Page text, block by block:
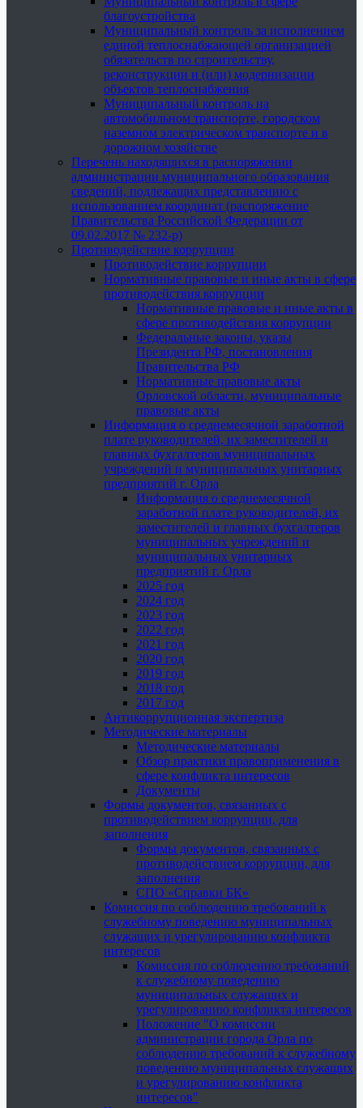
благоустройства
Муниципальный контроль за исполнением
единой теплоснабжающей организацией
обязательств по строительству,
реконструкции и (или) модернизации
объектов теплоснабжения
Муниципальный контроль на
автомобильном транспорте, городском
наземном электрическом транспорте и в
дорожном хозяйстве
Перечень находящихся в распоряжении
администрации муниципального образования
сведений, подлежащих представлению с
использованием координат (распоряжение
Правительства Российской Федерации от
09.02.2017 № 232-р)
Противодействие коррупции
Противодействие коррупции
Нормативные правовые и иные акты в сфере
противодействия коррупции
Нормативные правовые и иные акты в
сфере противодействия коррупции
Федеральные законы, указы
Президента РФ, постановления
Правительства РФ
Нормативные правовые акты
Орловской области, муниципальные
правовые акты
Информация о среднемесячной заработной
плате руководителей, их заместителей и
главных бухгалтеров муниципальных
учреждений и муниципальных унитарных
предприятий г. Орла
Информация о среднемесячной
заработной плате руководителей, их
заместителей и главных бухгалтеров
муниципальных учреждений и
муниципальных унитарных
предприятий г. Орла
2025 год
2024 год
2023 год
2022 год
2021 год
2020 год
2019 год
2018 год
2017 год
Антикоррупционная экспертиза
Методические материалы
Методические материалы
Обзор практики правоприменения в
сфере конфликта интересов
Документы
Формы документов, связанных с
противодействием коррупции, для
заполнения
Формы документов, связанных с
противодействием коррупции, для
заполнения
СПО «Справки БК»
Комиссия по соблюдению требований к
служебному поведению муниципальных
служащих и урегулированию конфликта
интересов
Комиссия по соблюдению требований
к служебному поведению
муниципальных служащих и
урегулированию конфликта интересов
Положение "О комиссии
администрации города Орла по
соблюдению требований к служебному
поведению муниципальных служащих
и урегулированию конфликта
интересов"